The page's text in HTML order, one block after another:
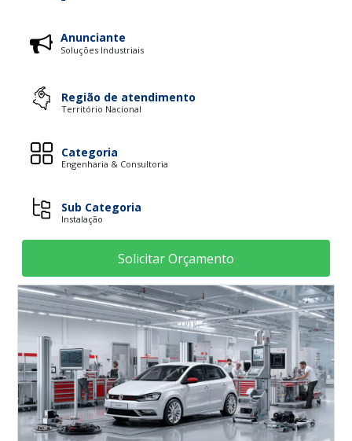
Anunciante
Soluções Industriais
Região de atendimento
Território Nacional
Categoria
Engenharia & Consultoria
Sub Categoria
Instalação
Solicitar Orçamento